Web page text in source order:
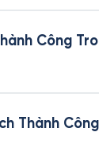
Công
Thành